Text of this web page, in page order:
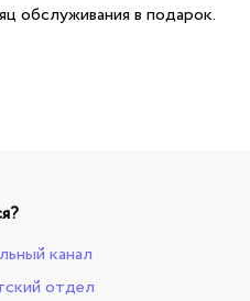
обслуживания в подарок.
канал
отдел